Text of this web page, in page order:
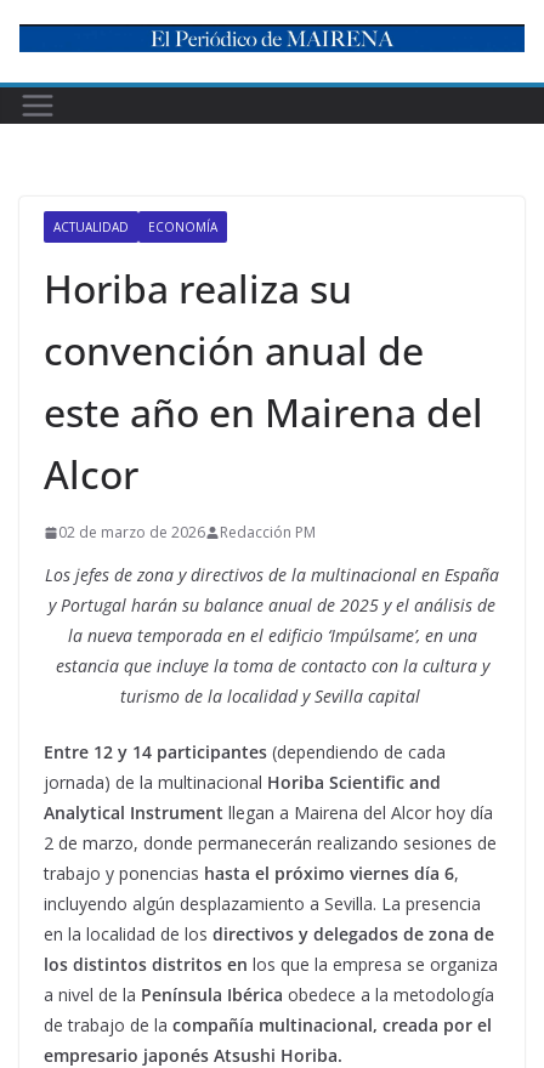
content
ACTUALIDAD ECONOMÍA
Horiba realiza su
convención anual de
este año en Mairena del
Alcor
02 de marzo de 2026 Redacción PM
Los jefes de zona y directivos de la multinacional en España
y Portugal harán su balance anual de 2025 y el análisis de
la nueva temporada en el edificio ‘Impúlsame’, en una
estancia que incluye la toma de contacto con la cultura y
turismo de la localidad y Sevilla capital
Entre 12 y 14 participantes (dependiendo de cada
jornada) de la multinacional Horiba Scientific and
Analytical Instrument llegan a Mairena del Alcor hoy día
2 de marzo, donde permanecerán realizando sesiones de
trabajo y ponencias hasta el próximo viernes día 6,
incluyendo algún desplazamiento a Sevilla. La presencia
en la localidad de los directivos y delegados de zona de
los distintos distritos en los que la empresa se organiza
a nivel de la Península Ibérica obedece a la metodología
de trabajo de la compañía multinacional, creada por el
empresario japonés Atsushi Horiba.